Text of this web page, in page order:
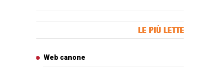
LE PIÙ LETTE
Web canone